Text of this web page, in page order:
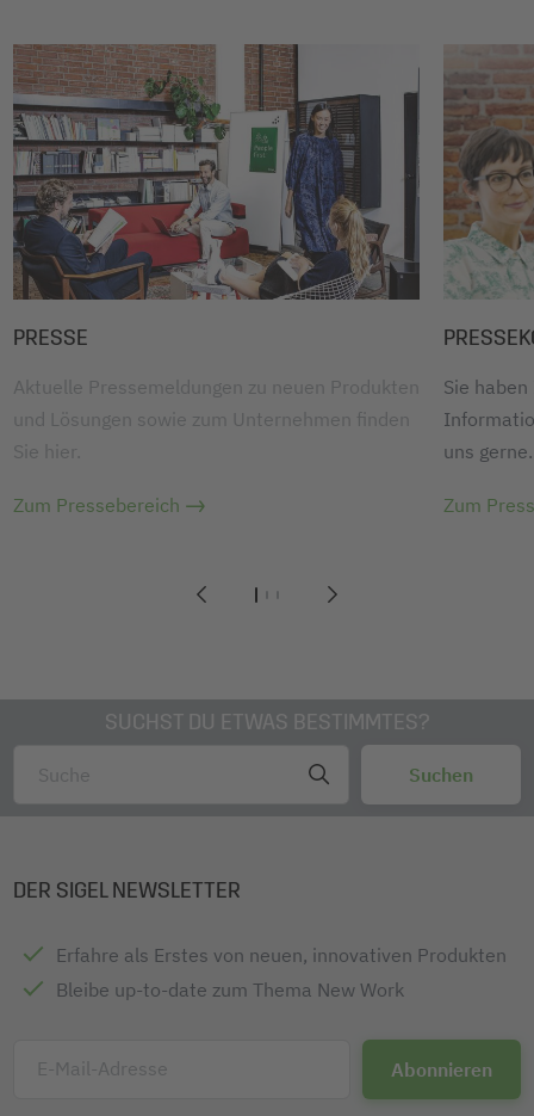
123
PRESSE
Aktuelle Pressemeldungen zu neuen Produkten
und Lösungen sowie zum Unternehmen finden
Sie hier.
Zum Pressebereich
Sie
uns gerne.
Zum
SUCHST DU ETWAS BESTIMMTES?
DER SIGEL NEWSLETTER
Erfahre als Erstes von neuen, innovativen Produkten
Bleibe up-to-date zum Thema New Work
E-Mail-Adresse